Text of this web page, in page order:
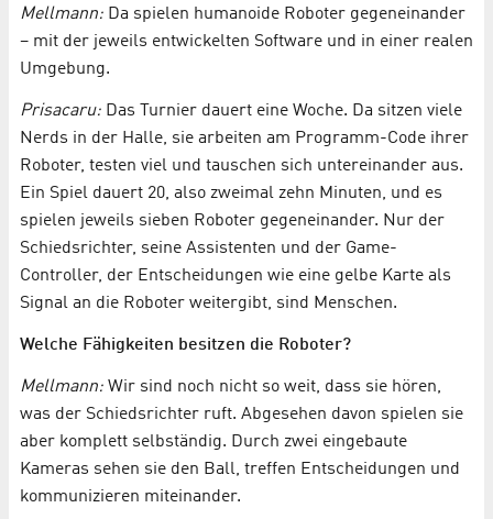
Mellmann: Da spielen humanoide Roboter gegeneinander
– mit der jeweils entwickelten Software und in einer realen
Umgebung.
Prisacaru: Das Turnier dauert eine Woche. Da sitzen viele
Nerds in der Halle, sie arbeiten am Programm-Code ihrer
Roboter, testen viel und tauschen sich untereinander aus.
Ein Spiel dauert 20, also zweimal zehn Minuten, und es
spielen jeweils sieben Roboter gegeneinander. Nur der
Schiedsrichter, seine Assistenten und der Game-
Controller, der Entscheidungen wie eine gelbe Karte als
Signal an die Roboter weitergibt, sind Menschen.
Welche Fähigkeiten besitzen die Roboter?
Mellmann: Wir sind noch nicht so weit, dass sie hören,
was der Schiedsrichter ruft. Abgesehen davon spielen sie
aber komplett selbständig. Durch zwei eingebaute
Kameras sehen sie den Ball, treffen Entscheidungen und
kommunizieren miteinander.